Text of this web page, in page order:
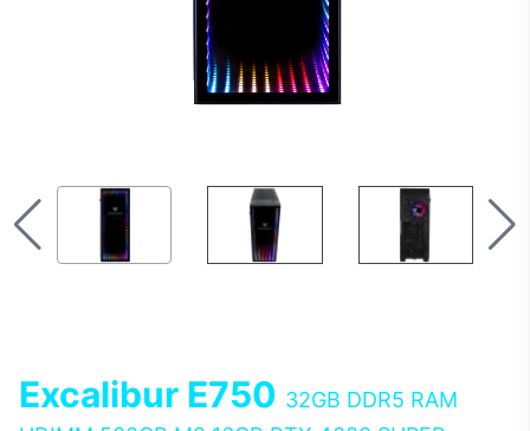
Excalibur E750 32GB DDR5 RAM